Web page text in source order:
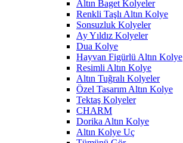
Altın Baget Kolyeler
Renkli Taşlı Altın Kolye
Sonsuzluk Kolyeler
Ay Yıldız Kolyeler
Dua Kolye
Hayvan Figürlü Altın Kolye
Resimli Altın Kolye
Altın Tuğralı Kolyeler
Özel Tasarım Altın Kolye
Tektaş Kolyeler
CHARM
Dorika Altın Kolye
Altın Kolye Uç